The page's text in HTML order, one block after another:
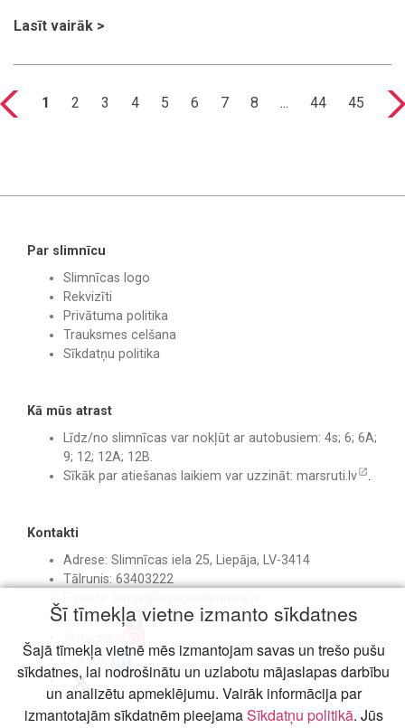
Lasīt vairāk >
1 2 3 4 5 6 7 8 ... 44 45
Par slimnīcu
Slimnīcas logo
Rekvizīti
Privātuma politika
Trauksmes celšana
Sīkdatņu politika
Kā mūs atrast
Līdz/no slimnīcas var nokļūt ar autobusiem: 4s; 6; 6A;
9; 12; 12A; 12B.
Sīkāk par atiešanas laikiem var uzzināt: marsruti.lv .
Kontakti
Adrese: Slimnīcas iela 25, Liepāja, LV-3414
Tālrunis: 63403222
Facebook
Linkedin
Šī tīmekļa vietne izmanto sīkdatnes
Šajā tīmekļa vietnē mēs izmantojam savas un trešo pušu
sīkdatnes, lai nodrošinātu un uzlabotu mājaslapas darbību
un analizētu apmeklējumu. Vairāk informācija par
izmantotajām sīkdatnēm pieejamaSīkdatņu politikā. Jūs